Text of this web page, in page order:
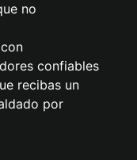
no
confiables
recibas un
por